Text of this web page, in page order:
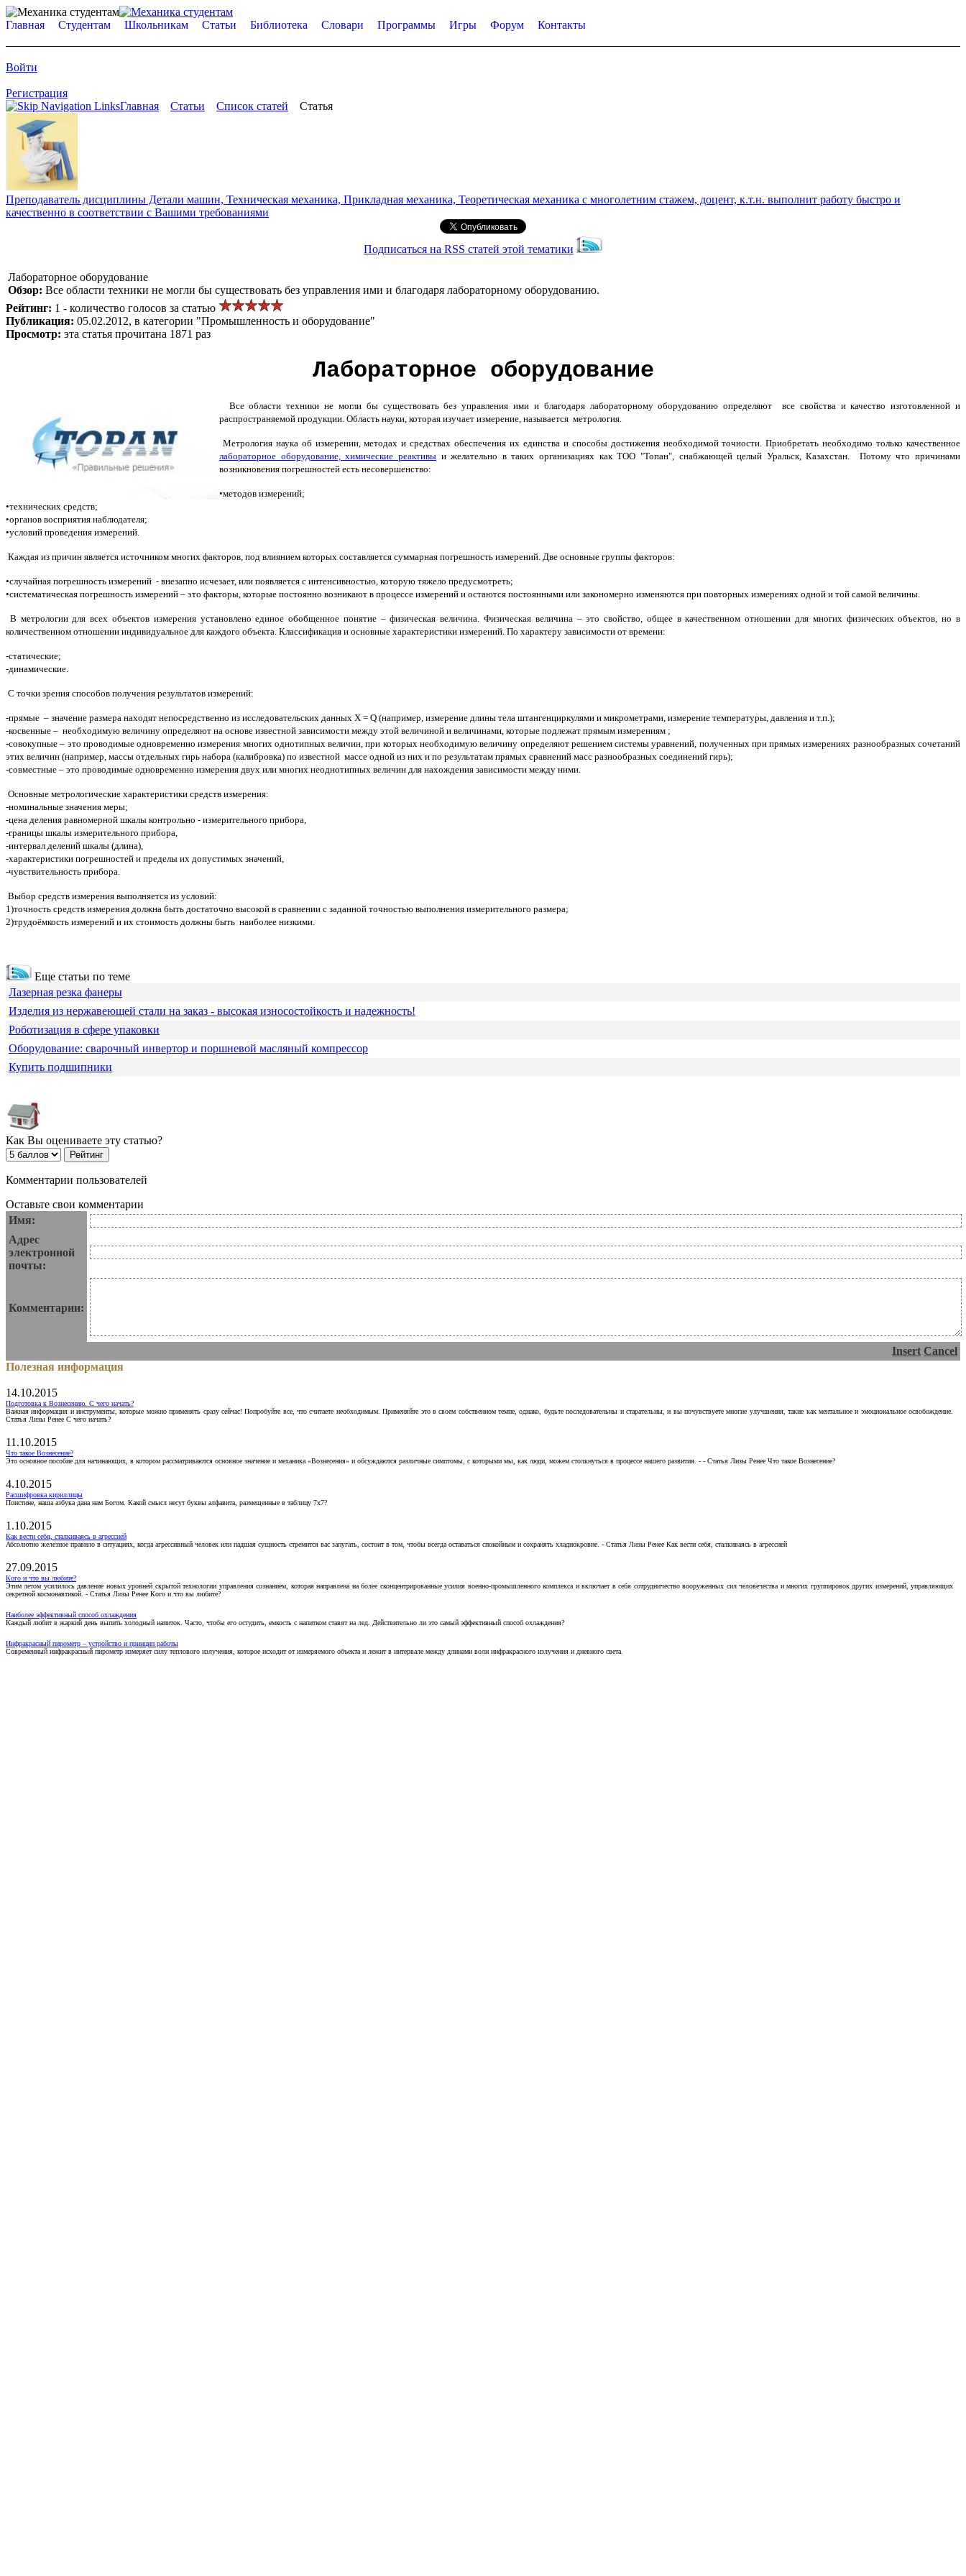
Главная Студентам Школьникам Статьи Библиотека Словари Программы Игры Форум Контакты
Войти
Регистрация
Главная
Статьи Список статей Статья
Преподаватель дисциплины Детали машин, Техническая механика, Прикладная механика, Теоретическая механика с многолетним стажем, доцент, к.т.н. выполнит работу быстро и
качественно в соответствии с Вашими требованиями
Подписаться на RSS статей этой тематики
Лабораторное оборудование
Обзор: Все области техники не могли бы существовать без управления ими и благодаря лабораторному оборудованию.
Рейтинг: 1 - количество голосов за статью
Публикация: 05.02.2012, в категории "Промышленность и оборудование"
Просмотр: эта статья прочитана 1871 раз
Лабораторное оборудование
Все области техники не могли бы существовать без управления ими и благодаря лабораторному оборудованию определяют все свойства и качество изготовленной и
распространяемой продукции. Область науки, которая изучает измерение, называется метрология.
Метрология наука об измерении, методах и средствах обеспечения их единства и способы достижения необходимой точности. Приобретать необходимо только качественное
лабораторное оборудование, химические реактивыи желательно в таких организациях как ТОО "Топан", снабжающей целый Уральск, Казахстан. Потому что причинами
возникновения погрешностей есть несовершенство:
•методов измерений;
•технических средств;
•органов восприятия наблюдателя;
•условий проведения измерений.
Каждая из причин является источником многих факторов, под влиянием которых составляется суммарная погрешность измерений. Две основные группы факторов:
•случайная погрешность измерений - внезапно исчезает, или появляется с интенсивностью, которую тяжело предусмотреть;
•систематическая погрешность измерений – это факторы, которые постоянно возникают в процессе измерений и остаются постоянными или закономерно изменяются при повторных измерениях одной и той самой величины.
В метрологии для всех объектов измерения установлено единое обобщенное понятие – физическая величина. Физическая величина – это свойство, общее в качественном отношении для многих физических объектов, но в
количественном отношении индивидуальное для каждого объекта. Классификация и основные характеристики измерений. По характеру зависимости от времени:
-статические;
-динамические.
С точки зрения способов получения результатов измерений:
-прямые – значение размера находят непосредственно из исследовательских данных Х = Q (например, измерение длины тела штангенциркулями и микрометрами, измерение температуры, давления и т.п.);
-косвенные – необходимую величину определяют на основе известной зависимости между этой величиной и величинами, которые подлежат прямым измерениям ;
-совокупные – это проводимые одновременно измерения многих однотипных величин, при которых необходимую величину определяют решением системы уравнений, полученных при прямых измерениях разнообразных сочетаний
этих величин (например, массы отдельных гирь набора (калибровка) по известной массе одной из них и по результатам прямых сравнений масс разнообразных соединений гирь);
-совместные – это проводимые одновременно измерения двух или многих неоднотипных величин для нахождения зависимости между ними.
Основные метрологические характеристики средств измерения:
-номинальные значения меры;
-цена деления равномерной шкалы контрольно - измерительного прибора,
-границы шкалы измерительного прибора,
-интервал делений шкалы (длина),
-характеристики погрешностей и пределы их допустимых значений,
-чувствительность прибора.
Выбор средств измерения выполняется из условий:
1)точность средств измерения должна быть достаточно высокой в сравнении с заданной точностью выполнения измерительного размера;
2)трудоёмкость измерений и их стоимость должны быть наиболее низкими.
Еще статьи по теме
Лазерная резка фанеры
Изделия из нержавеющей стали на заказ - высокая износостойкость и надежность!
Роботизация в сфере упаковки
Оборудование: сварочный инвертор и поршневой масляный компрессор
Купить подшипники
Как Вы оцениваете эту статью?
Комментарии пользователей
Оставьте свои комментарии
Имя:
Адрес
электронной
почты:
Комментарии:
Insert Cancel
Полезная информация
14.10.2015
Подготовка к Вознесению. С чего начать?
Важная информация и инструменты, которые можно применять сразу сейчас! Попробуйте все, что считаете необходимым. Применяйте это в своем собственном темпе, однако, будьте последовательны и старательны, и вы почувствуете многие улучшения, такие как ментальное и эмоциональное освобождение.
Статья Лизы Ренее С чего начать?
11.10.2015
Что такое Вознесение?
Это основное пособие для начинающих, в котором рассматриваются основное значение и механика «Вознесения» и обсуждаются различные симптомы, с которыми мы, как люди, можем столкнуться в процессе нашего развития. - - Статья Лизы Ренее Что такое Вознесение?
4.10.2015
Расшифровка кириллицы
Поистине, наша азбука дана нам Богом. Какой смысл несут буквы алфавита, размещенные в таблицу 7х7?
1.10.2015
Как вести себя, сталкиваясь в агрессией
Абсолютно железное правило в ситуациях, когда агрессивный человек или падшая сущность стремится вас запугать, состоит в том, чтобы всегда оставаться спокойным и сохранять хладнокровие. - Статья Лизы Ренее Как вести себя, сталкиваясь в агрессией
27.09.2015
Кого и что вы любите?
Этим летом усилилось давление новых уровней скрытой технологии управления сознанием, которая направлена на более сконцентрированные усилия военно-промышленного комплекса и включает в себя сотрудничество вооруженных сил человечества и многих группировок других измерений, управляющих
секретной космонавтикой. - Статья Лизы Ренее Кого и что вы любите?
Наиболее эффективный способ охлаждения
Каждый любит в жаркий день выпить холодный напиток. Часто, чтобы его остудить, емкость с напитком ставят на лед. Действительно ли это самый эффективный способ охлаждения?
Инфракрасный пирометр – устройство и принцип работы
Современный инфракрасный пирометр измеряет силу теплового излучения, которое исходит от измеряемого объекта и лежит в интервале между длинами волн инфракрасного излучения и дневного света.